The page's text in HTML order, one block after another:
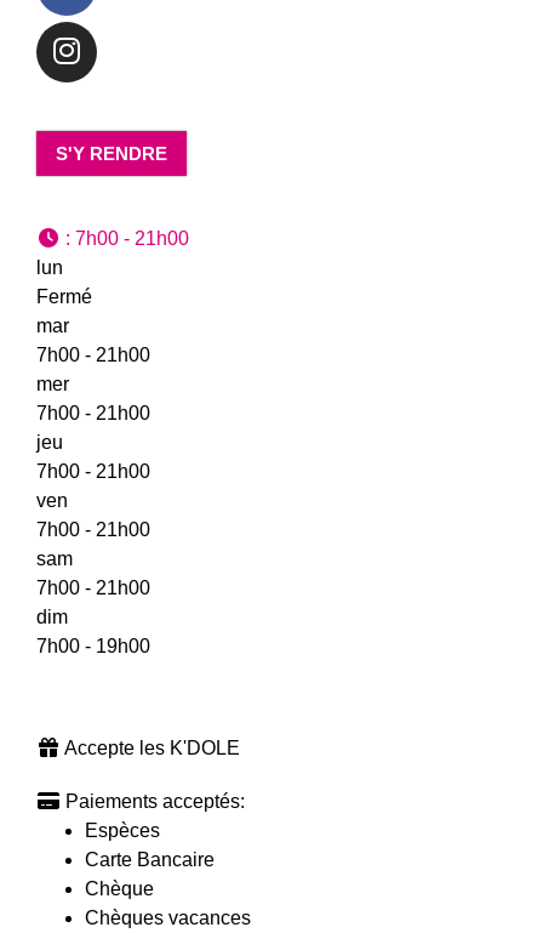
S'Y RENDRE
: 7h00 - 21h00
lun
Fermé
mar
7h00 - 21h00
mer
7h00 - 21h00
jeu
7h00 - 21h00
ven
7h00 - 21h00
sam
7h00 - 21h00
dim
7h00 - 19h00
Accepte les K'DOLE
Paiements acceptés:
Espèces
Carte Bancaire
Chèque
Chèques vacances